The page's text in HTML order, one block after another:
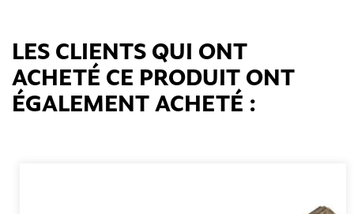
LES CLIENTS QUI ONT
ACHETÉ CE PRODUIT ONT
ÉGALEMENT ACHETÉ :